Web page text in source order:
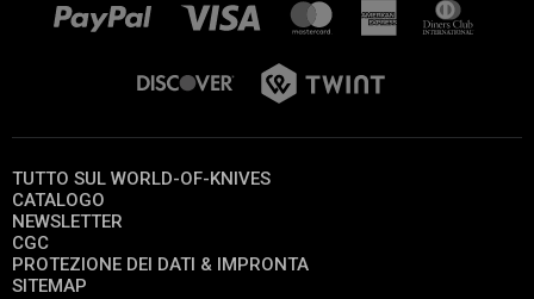
TUTTO SUL WORLD-OF-KNIVES
CATALOGO
NEWSLETTER
CGC
PROTEZIONE DEI DATI & IMPRONTA
SITEMAP